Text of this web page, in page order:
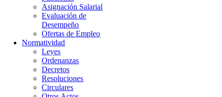
Asignación Salarial
Evaluación de
Desempeño
Ofertas de Empleo
Normatividad
Leyes
Ordenanzas
Decretos
Resoluciones
Circulares